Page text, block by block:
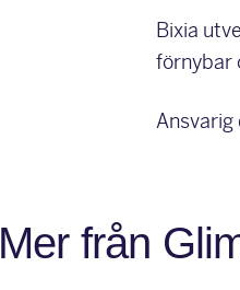
Bixia
förnybar
Ansvarig
Mer från